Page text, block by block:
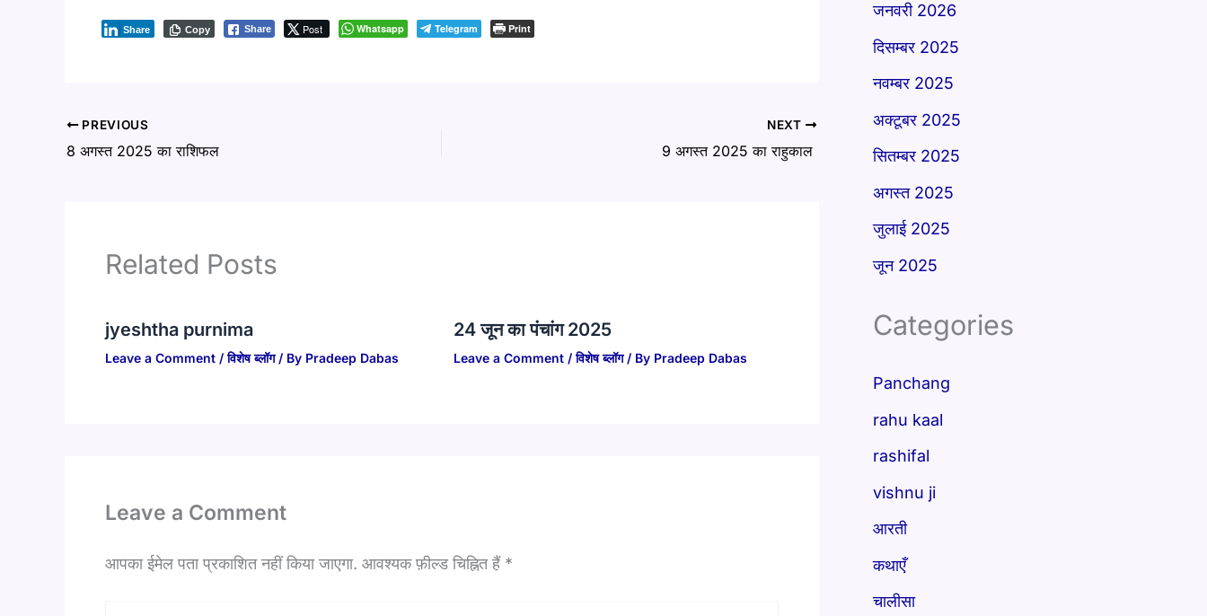
Share Post
Share Whatsapp Telegram
Copy Print
PREVIOUS
8 अगस्त 2025 का राशिफल
NEXT
9 अगस्त 2025 का राहुकाल ​
Related Posts
jyeshtha purnima
Leave a Comment /विशेष ब्लॉग/ By Pradeep Dabas
24 जून का पंचांग 2025
Leave a Comment /विशेष ब्लॉग/ By Pradeep Dabas
Leave a Comment
आपका ईमेल पता प्रकाशित नहीं किया जाएगा. आवश्यक फ़ील्ड चिह्नित हैं *
जनवरी 2026
दिसम्बर 2025
नवम्बर 2025
अक्टूबर 2025
सितम्बर 2025
अगस्त 2025
जुलाई 2025
जून 2025
Categories
Panchang
rahu kaal
rashifal
vishnu ji
आरती
कथाएँ
चालीसा